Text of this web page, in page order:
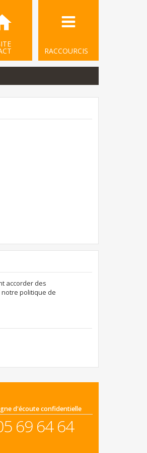
RACCOURCIS
accorder des
notre politique de
d'écoute confidentielle
69 64 64